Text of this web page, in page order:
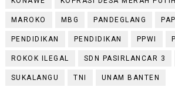
MAROKO MBG PANDEGLANG
PENDIDIKAN PENDIDIKAN PPWI
ROKOK ILEGAL SDN PASIRLANCAR 3
SUKALANGU TNI UNAM BANTEN